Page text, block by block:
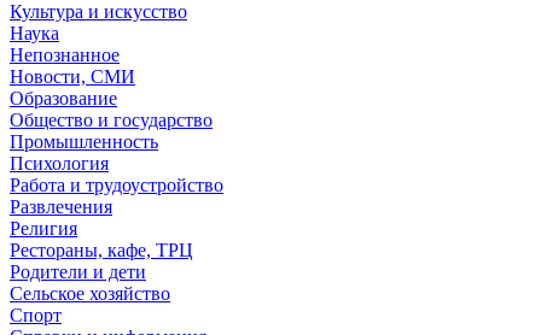
Культура и искусство
Наука
Непознанное
Новости, СМИ
Образование
Общество и государство
Промышленность
Психология
Работа и трудоустройство
Развлечения
Религия
Рестораны, кафе, ТРЦ
Родители и дети
Сельское хозяйство
Спорт